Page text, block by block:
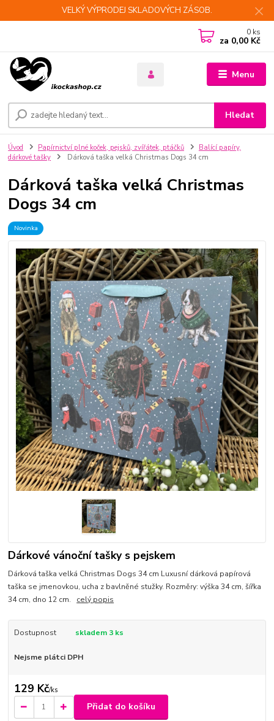
VELKÝ VÝPRODEJ SKLADOVÝCH ZÁSOB.
Menu
Hledat
0 ks
za 0,00 Kč
Úvod Papírnictví plné koček, pejsků, zvířátek, ptáčků
Balící papíry,
dárkové tašky
Dárková taška velká Christmas Dogs 34 cm
Dárková taška velká Christmas
Dogs 34 cm
Novinka
Dárkové vánoční tašky s pejskem
Dárková taška velká Christmas Dogs 34 cm Luxusní dárková papírová
taška se jmenovkou, ucha z bavlněné stužky. Rozměry: výška 34 cm, šířka
34 cm, dno 12 cm. celý popis
Dostupnost skladem 3 ks
Nejsme plátci DPH
129 Kč/ks
Přidat do košíku